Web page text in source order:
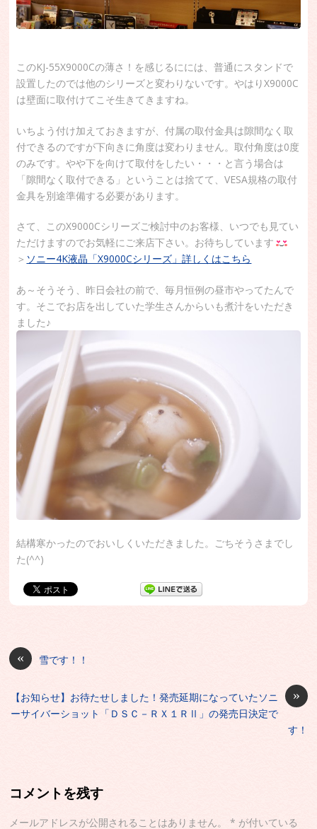
このKJ-55X9000Cの薄さ！を感じるにには、普通にスタンドで
設置したのでは他のシリーズと変わりないです。やはりX9000C
は壁面に取付けてこそ生きてきますね。
いちよう付け加えておきますが、付属の取付金具は隙間なく取
付できるのですが下向きに角度は変わりません。取付角度は0度
のみです。やや下を向けて取付をしたい・・・と言う場合は
「隙間なく取付できる」ということは捨てて、VESA規格の取付
金具を別途準備する必要があります。
さて、このX9000Cシリーズご検討中のお客様、いつでも見てい
ただけますのでお気軽にご来店下さい。お待ちしています
＞ ソニー4K液晶「X9000Cシリーズ」詳しくはこちら
あ～そうそう、昨日会社の前で、毎月恒例の昼市やってたんで
す。そこでお店を出していた学生さんからいも煮汁をいただき
ました♪
結構寒かったのでおいしくいただきました。ごちそうさまでし
た(^^)
« 雪です！！
»
【お知らせ】お待たせしました！発売延期になっていたソニ
ーサイバーショット「ＤＳＣ－ＲＸ１ＲⅡ」の発売日決定で
す！
コメントを残す
メールアドレスが公開されることはありません。 * が付いている